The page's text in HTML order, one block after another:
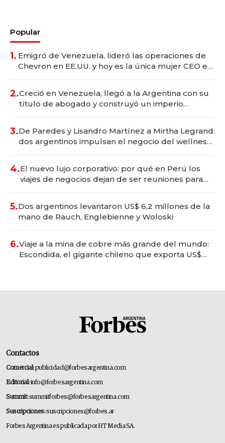
Popular
1. Emigró de Venezuela, lideró las operaciones de
Chevron en EE.UU. y hoy es la única mujer CEO en
2.Creció en Venezuela, llegó a la Argentina con su
título de abogado y construyó un imperio
3.De Paredes y Lisandro Martínez a Mirtha Legrand:
dos argentinos impulsan el negocio del wellness
4.El nuevo lujo corporativo: por qué en Perú los
viajes de negocios dejan de ser reuniones para
5.Dos argentinos levantaron US$ 6,2 millones de la
mano de Rauch, Englebienne y Woloski
6.Viaje a la mina de cobre más grande del mundo:
Escondida, el gigante chileno que exporta US$
Contactos
Comercial:publicidad@forbesargentina.com
Editorial:info@forbesargentina.com
Summit:summitforbes@forbesargentina.com
Suscripciones:suscripciones@forbes.ar
Forbes Argentina es publicada por HT Media SA.